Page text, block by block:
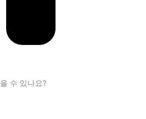
수 있나요?